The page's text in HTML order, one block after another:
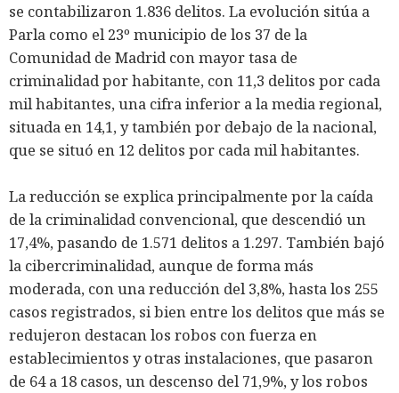
se contabilizaron 1.836 delitos. La evolución sitúa a
Parla como el 23º municipio de los 37 de la
Comunidad de Madrid con mayor tasa de
criminalidad por habitante, con 11,3 delitos por cada
mil habitantes, una cifra inferior a la media regional,
situada en 14,1, y también por debajo de la nacional,
que se situó en 12 delitos por cada mil habitantes.
La reducción se explica principalmente por la caída
de la criminalidad convencional, que descendió un
17,4%, pasando de 1.571 delitos a 1.297. También bajó
la cibercriminalidad, aunque de forma más
moderada, con una reducción del 3,8%, hasta los 255
casos registrados, si bien entre los delitos que más se
redujeron destacan los robos con fuerza en
establecimientos y otras instalaciones, que pasaron
de 64 a 18 casos, un descenso del 71,9%, y los robos